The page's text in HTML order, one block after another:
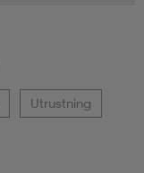
Utrustning